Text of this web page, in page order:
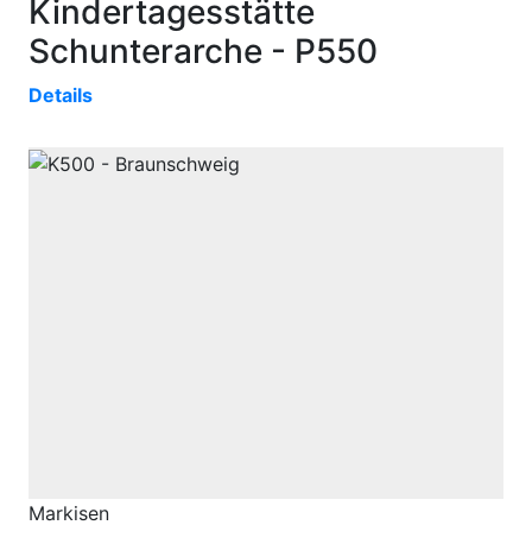
Kindertagesstätte
Schunterarche - P550
Details
Markisen